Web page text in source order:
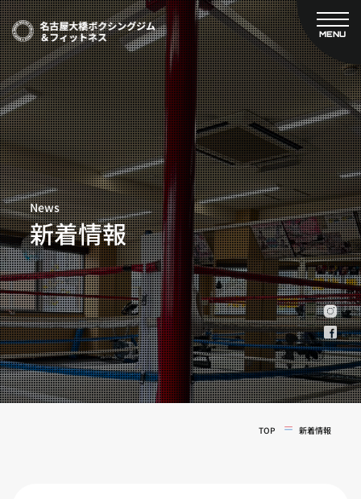
MENU
CLOSE
TOP
新着情報
ご予約
プライベートコース予約
レンタルスタジオ予約
名古屋大橋ボクシングジムについて
大橋弘政プロフィール
スタッフ紹介
料金案内
設備紹介
アクセス
営業時間
トレーナー募集
スポンサー募集
大会チケット購入
キャンペーン
実戦コース
料金システム
フィットネスコース
News
新着情報
TOP 新着情報